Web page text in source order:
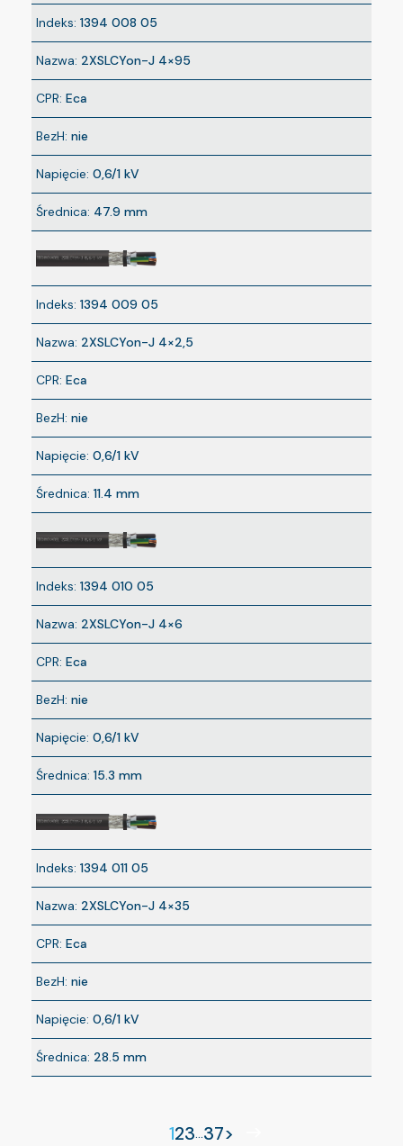
Indeks: 1394 008 05
Nazwa: 2XSLCYon-J 4×95
CPR: Eca
BezH: nie
Napięcie: 0,6/1 kV
Średnica: 47.9 mm
Indeks: 1394 009 05
Nazwa: 2XSLCYon-J 4×2,5
CPR: Eca
BezH: nie
Napięcie: 0,6/1 kV
Średnica: 11.4 mm
Indeks: 1394 010 05
Nazwa: 2XSLCYon-J 4×6
CPR: Eca
BezH: nie
Napięcie: 0,6/1 kV
Średnica: 15.3 mm
Indeks: 1394 011 05
Nazwa: 2XSLCYon-J 4×35
CPR: Eca
BezH: nie
Napięcie: 0,6/1 kV
Średnica: 28.5 mm
123 37>